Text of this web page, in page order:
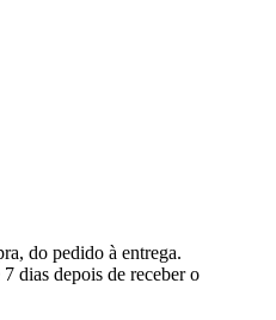
do pedido à entrega.
7 dias depois de receber o